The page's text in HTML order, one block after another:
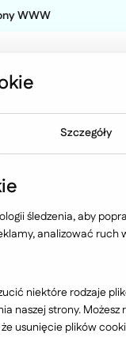
WWW
Szczegóły
śledzenia, aby
analizować ruch
niektóre rodzaje
naszej strony.
usunięcie plików